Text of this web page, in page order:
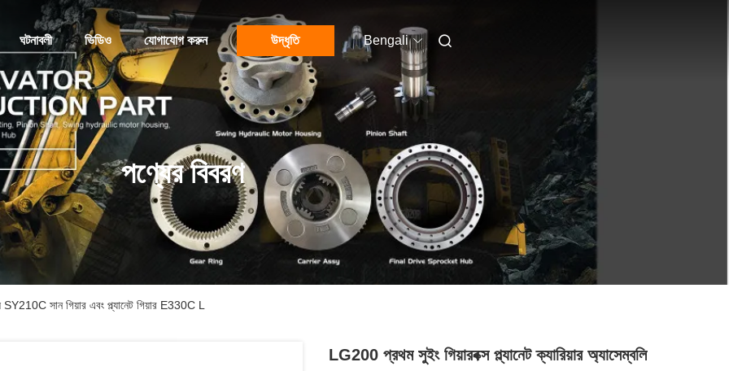
ঘটনাবলী ভিডিও যোগাযোগ করুন উদ্ধৃতি Bengali
পণ্যের বিবরণ
SY210C সান গিয়ার এবং প্ল্যানেট গিয়ার E330C L
LG200 প্রথম সুইং গিয়ারবক্স প্ল্যানেট ক্যারিয়ার অ্যাসেম্বলি